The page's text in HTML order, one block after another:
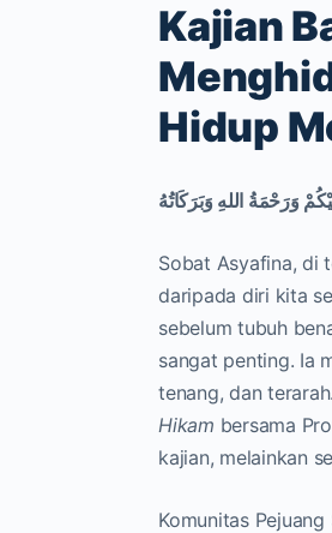
Kajian
Hidup
وَرَحْمَةُ اللهِ وَبَرَكَاتُهُ
Sobat Asyafina, di
daripada diri kita
sebelum tubuh
sangat penting. Ia
tenang, dan
Hikam bersama
kajian, melainkan
Komunitas